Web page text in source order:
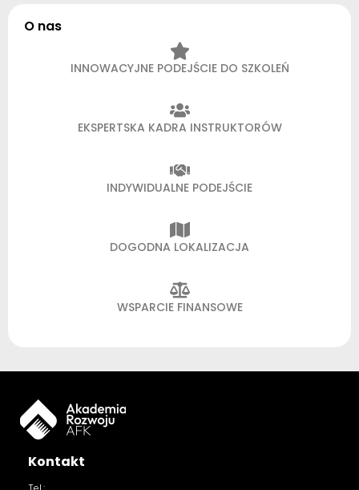
O nas
INNOWACYJNE PODEJŚCIE DO SZKOLEŃ
EKSPERTSKA KADRA INSTRUKTORÓW
INDYWIDUALNE PODEJŚCIE
DOGODNA LOKALIZACJA
WSPARCIE FINANSOWE
Kontakt